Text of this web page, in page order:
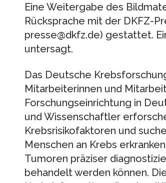
Eine Weitergabe des
Rücksprache mit der DKFZ-
presse@dkfz.de) gestattet.
untersagt.
Das Deutsche
Mitarbeiterinnen und
Forschungseinrichtung in
und Wissenschaftler
Krebsrisikofaktoren und
Menschen an Krebs
Tumoren präziser
behandelt werden können.